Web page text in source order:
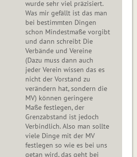
wurde sehr viel präzisiert.
Was mir gefällt ist das man
bei bestimmten Dingen
schon Mindestmaße vorgibt
und dann schreibt Die
Verbände und Vereine
(Dazu muss dann auch
jeder Verein wissen das es
nicht der Vorstand zu
verändern hat, sondern die
MV) können geringere
Maße festlegen, der
Grenzabstand ist jedoch
Verbindlich. Also man sollte
viele Dinge mit der MV
festlegen so wie es bei uns
getan wird, das geht bei